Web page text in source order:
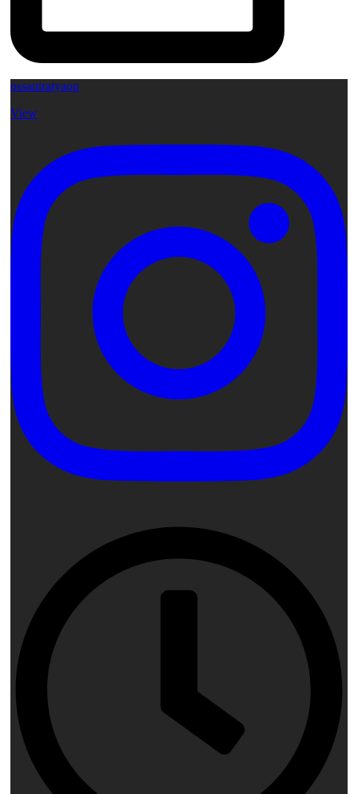
ossauiratyaop
View